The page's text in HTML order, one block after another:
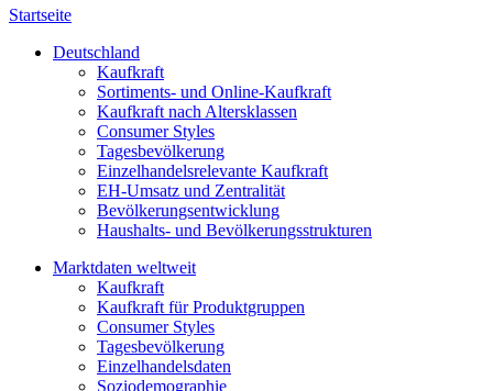
Startseite
Deutschland
Kaufkraft
Sortiments- und Online-Kaufkraft
Kaufkraft nach Altersklassen
Consumer Styles
Tagesbevölkerung
Einzelhandelsrelevante Kaufkraft
EH-Umsatz und Zentralität
Bevölkerungsentwicklung
Haushalts- und Bevölkerungsstrukturen
Marktdaten weltweit
Kaufkraft
Kaufkraft für Produktgruppen
Consumer Styles
Tagesbevölkerung
Einzelhandelsdaten
Soziodemographie